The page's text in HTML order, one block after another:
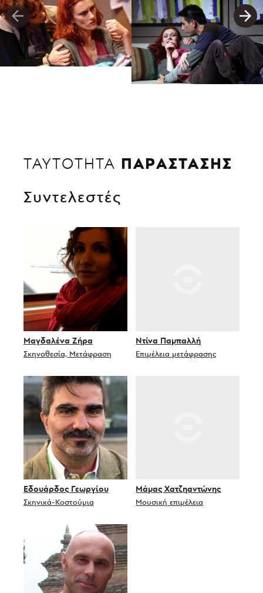
ΤΑΥΤΟΤΗΤΑ ΠΑΡΑΣΤΑΣΗΣ
Συντελεστές
Μαγδαλένα Ζήρα
Σκηνοθεσία, Μετάφραση
Ντίνα Παμπαλλή
Επιμέλεια μετάφρασης
Εδουάρδος Γεωργίου
Σκηνικά-Κοστούμια
Μάμας Χατζηαντώνης
Μουσική επιμέλεια